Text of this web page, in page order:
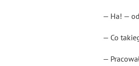
— Ha! —
— Co
—